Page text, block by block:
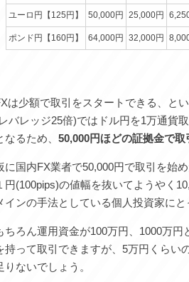
ユーロ円【125円】 50,000円 25,000円
ポンド円【160円】 64,000円 32,000円
は少額で取引をスタートできる、と
バレッジ25倍)ではドル円を1万通貨
なるため、 50,000円ほどの証拠金で
に国内FX業者で50,000円で取引を始
円(100pips)の値幅を抜いてようやく
インの手法としている個人投資家に
ちろん運用資金が100万円、1000万
持って取引できますが、5万円くらい
りないでしょう。